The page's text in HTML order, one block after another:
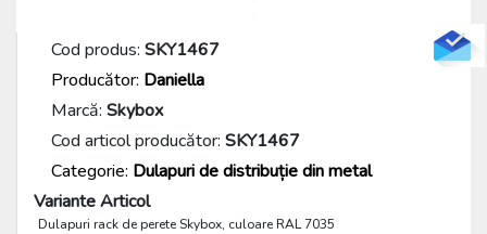
Cod produs: SKY1467
Producător: Daniella
Marcă: Skybox
Cod articol producător: SKY1467
Categorie: Dulapuri de distribuție din metal
Variante Articol
Dulapuri rack de perete Skybox, culoare RAL 7035